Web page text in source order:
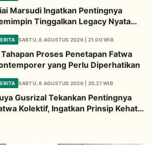
Marsudi Ingatkan Pentingnya
Tinggalkan Legacy Nyata
Umat
SABTU, 8 AGUSTUS 2026 | 21.00 WIB
Proses Penetapan Fatwa
yang Perlu Diperhatikan
SABTU, 8 AGUSTUS 2026 | 20.21 WIB
Gusrizal Tekankan Pentingnya
Kolektif, Ingatkan Prinsip Kehati-